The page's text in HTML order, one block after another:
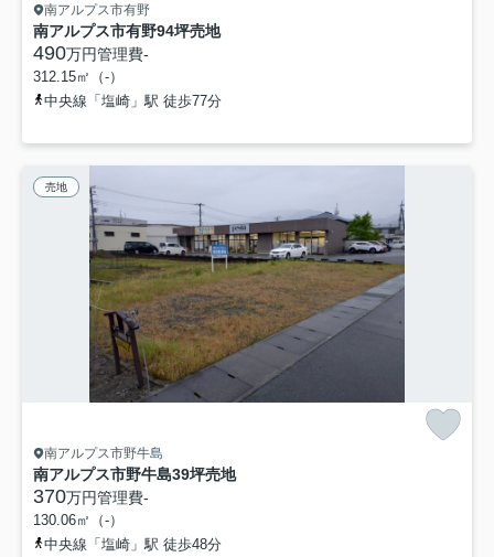
南アルプス市有野
南アルプス市有野94坪売地
490万円管理費-
312.15㎡（-）
中央線「塩崎」駅 徒歩77分
売地
南アルプス市野牛島
南アルプス市野牛島39坪売地
370万円管理費-
130.06㎡（-）
中央線「塩崎」駅 徒歩48分